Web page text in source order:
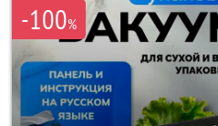
-100%